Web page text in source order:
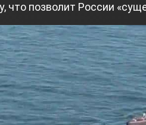
что позволит России